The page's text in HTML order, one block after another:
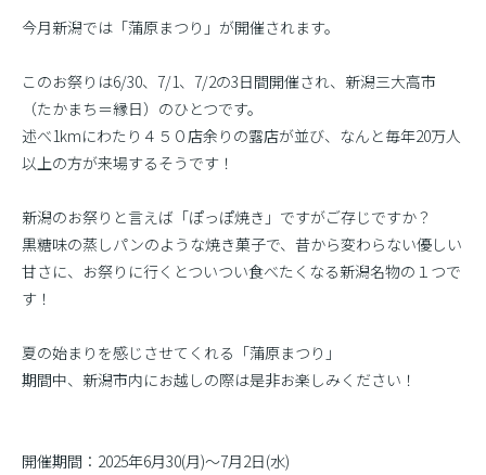
今月新潟では「蒲原まつり」が開催されます。
このお祭りは6/30、7/1、7/2の3日間開催され、新潟三大高市
（たかまち＝縁日）のひとつです。
述べ1kmにわたり４５０店余りの露店が並び、なんと毎年20万人
以上の方が来場するそうです！
新潟のお祭りと言えば「ぽっぽ焼き」ですがご存じですか？
黒糖味の蒸しパンのような焼き菓子で、昔から変わらない優しい
甘さに、お祭りに行くとついつい食べたくなる新潟名物の１つで
す！
夏の始まりを感じさせてくれる「蒲原まつり」
期間中、新潟市内にお越しの際は是非お楽しみください！
開催期間：2025年6月30(月)〜7月2日(水)